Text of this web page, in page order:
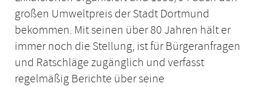
großen Umweltpreis der Stadt Dortmund
bekommen. Mit seinen über 80 Jahren hält er
immer noch die Stellung, ist für Bürgeranfragen
und Ratschläge zugänglich und verfasst
regelmäßig Berichte über seine